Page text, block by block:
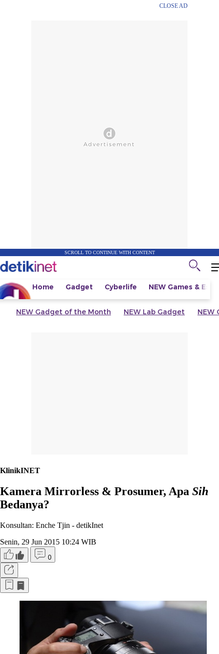
CLOSE AD
SCROLL TO CONTINUE WITH CONTENT
Home Gadget Cyberlife NEW Games &
NEW Gadget of the Month NEW Lab Gadget NEW
KlinikINET
Kamera Mirrorless & Prosumer, Apa Sih
Bedanya?
Konsultan: Enche Tjin - detikInet
Senin, 29 Jun 2015 10:24 WIB
0